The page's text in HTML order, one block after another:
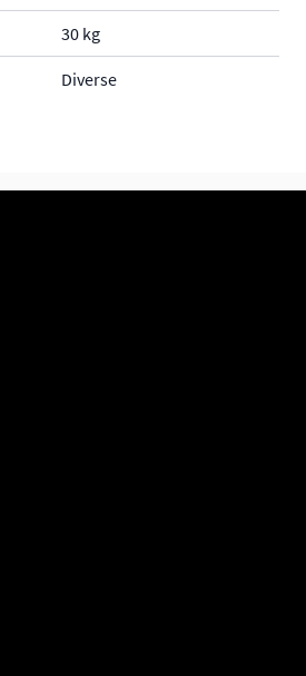
30 kg
Diverse